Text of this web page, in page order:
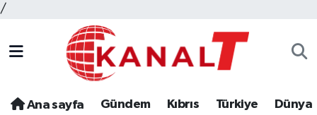
/
Ana sayfa Gündem Kıbrıs Türkiye Dünya